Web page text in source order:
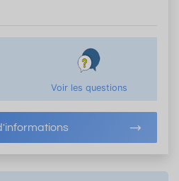
Voir les questions